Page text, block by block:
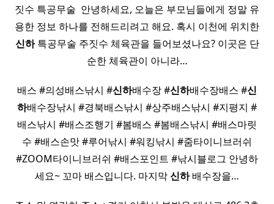
짓수 특공무술 ​ 안녕하세요, 오늘은 부모님들에게 정말 유
용한 정보 하나를 전해드리려고 해요. 혹시 이천에 위치한
신하특공무술 주짓수 체육관을 들어보셨나요? 이곳은 단
순한 체육관이 아니라…
배스 #의성배스낚시 #신하배수장 #신하배수장배스 #신
하배수장낚시 #경북배스낚시 #상주배스낚시 #지평지 #
배스낚시 #배스조행기 #봄배스 #봄배스낚시 #배스마릿
수 #배스손맛 #루어낚시 #워킹낚시 #줌타이니브러쉬
#ZOOM타이니브러쉬 #배스포인트 #낚시블로그 안녕하
세요~ 꼬마 배스입니다. 마지막신하배수장을…